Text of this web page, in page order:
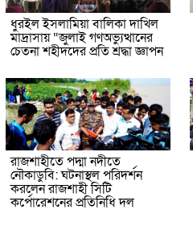
ধুরইল ইসলামিয়া বালিকা দাখিল
মাদ্রাসায় “জুলাই গণঅভ্যুত্থানের
চেতনা শহীদদের প্রতি শ্রদ্ধা জ্ঞাপন
রাজশাহীতে পদ্মা নদীতে
নৌকাডুবি: ঘটনাস্থল পরিদর্শন
করলেন রাজশাহী সিটি
কর্পোরেশনের প্রতিনিধি দল